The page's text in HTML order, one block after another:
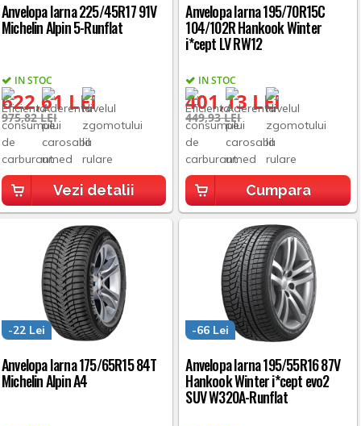
Anvelopa Iarna 225/45R17 91V
Michelin Alpin 5-Runflat
IN STOC
622,61 LEI
975,82 LEI
Vezi detalii
Anvelopa Iarna 195/70R15C
104/102R Hankook Winter
i*cept LV RW12
IN STOC
401,13 LEI
449,93 LEI
Cumpara
Anvelopa Iarna 175/65R15 84T
Michelin Alpin A4
-22 Lei
Anvelopa Iarna 195/55R16 87V
Hankook Winter i*cept evo2
SUV W320A-Runflat
-66 Lei